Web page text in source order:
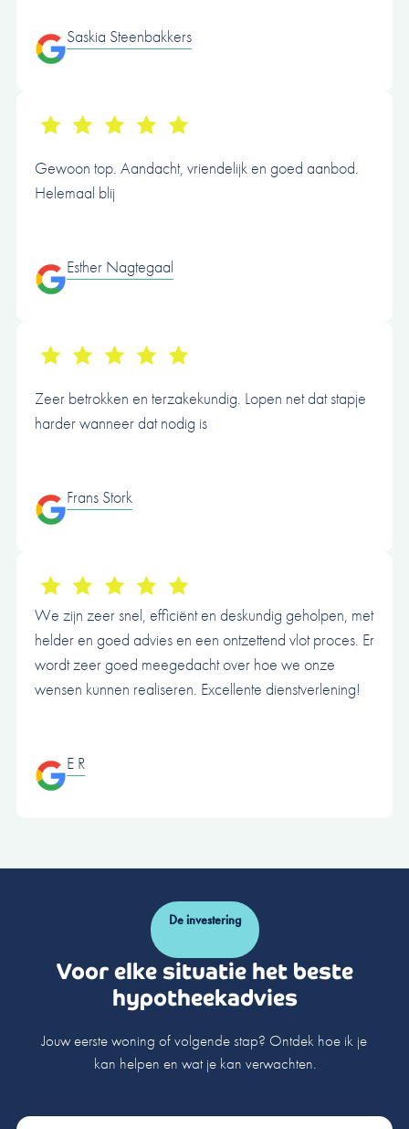
Saskia Steenbakkers
Gewoon top. Aandacht, vriendelijk en goed aanbod.
Helemaal blij
Esther Nagtegaal
Zeer betrokken en terzakekundig. Lopen net dat stapje
harder wanneer dat nodig is
Frans Stork
We zijn zeer snel, efficiënt en deskundig geholpen, met
helder en goed advies en een ontzettend vlot proces. Er
wordt zeer goed meegedacht over hoe we onze
wensen kunnen realiseren. Excellente dienstverlening!
E R
De investering
Voor elke situatie het beste
hypotheekadvies
Jouw eerste woning of volgende stap? Ontdek hoe ik je
kan helpen en wat je kan verwachten.